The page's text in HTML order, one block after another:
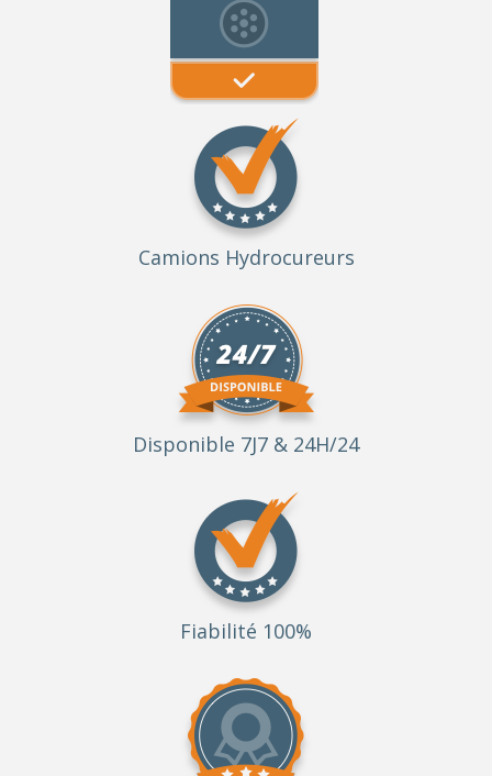
Camions Hydrocureurs
Disponible 7J7 & 24H/24
Fiabilité 100%